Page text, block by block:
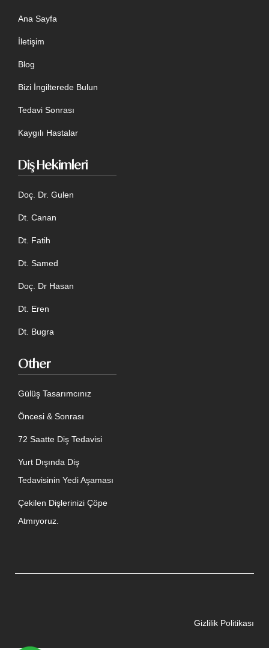
Ana Sayfa
İletişim
Blog
Bizi İngilterede Bulun
Tedavi Sonrası
Kaygılı Hastalar
Diş Hekimleri
Doç. Dr. Gulen
Dt. Canan
Dt. Fatih
Dt. Samed
Doç. Dr Hasan
Dt. Eren
Dt. Bugra
Other
Gülüş Tasarımcınız
Öncesi & Sonrası
72 Saatte Diş Tedavisi
Yurt Dışında Diş
Tedavisinin Yedi Aşaması
Çekilen Dişlerinizi Çöpe
Atmıyoruz.
Gizlilik Politikası